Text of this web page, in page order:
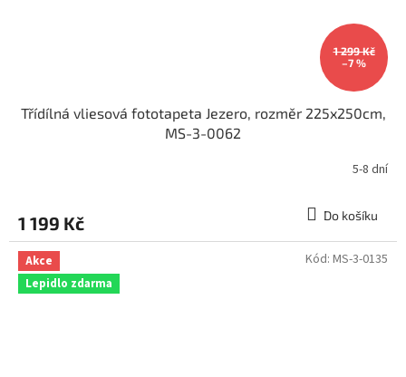
1 299 Kč
–7 %
Třídílná vliesová fototapeta Jezero, rozměr 225x250cm,
MS-3-0062
5-8 dní
1 199 Kč Do košíku
Akce
Lepidlo zdarma
Kód: MS-3-0135